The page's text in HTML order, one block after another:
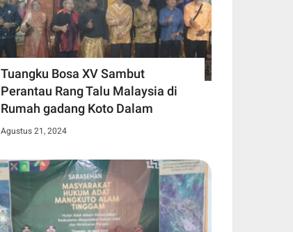
Tuangku Bosa XV Sambut
Perantau Rang Talu Malaysia di
Rumah gadang Koto Dalam
Agustus 21, 2024